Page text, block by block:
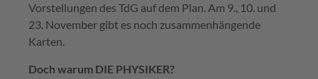
Vorstellungen des TdG auf dem Plan. Am 9., 10. und
23. November gibt es noch zusammenhängende
Karten.
Doch warum DIE PHYSIKER?